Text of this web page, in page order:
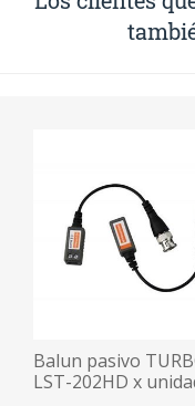
Balun pasivo
LST-202HD x